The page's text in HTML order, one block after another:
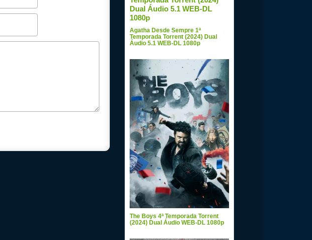
Agatha Desde Sempre 1ª
Temporada Torrent (2024) Dual
Áudio 5.1 WEB-DL 1080p
The Boys 4ª Temporada Torrent
(2024) Dual Áudio WEB-DL 1080p